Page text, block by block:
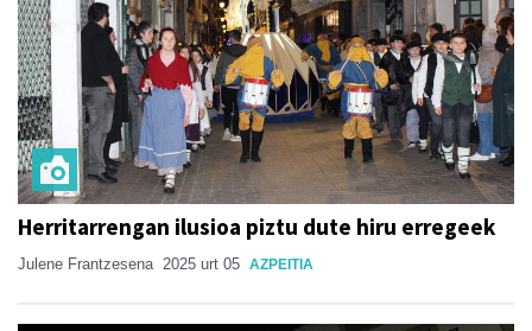
Herritarrengan ilusioa piztu dute hiru erregeek
Julene Frantzesena 2025 urt 05 AZPEITIA